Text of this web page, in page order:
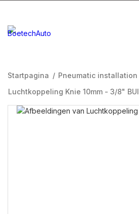
Startpagina / Pneumatic installation
Luchtkoppeling Knie 10mm - 3/8" BUI